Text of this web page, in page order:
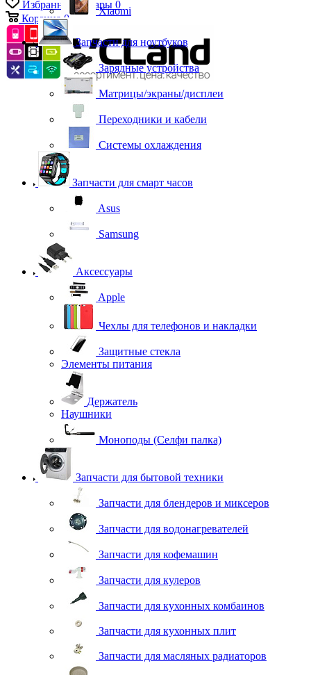
Избранные товары 0
Корзина 0
Xiaomi
Запчасти для ноутбуков
Зарядные устройства
Матрицы/экраны/дисплеи
Переходники и кабели
Системы охлаждения
Запчасти для смарт часов
Asus
Samsung
Аксессуары
Apple
Чехлы для телефонов и накладки
Защитные стекла
Элементы питания
Держатель
Наушники
Моноподы (Селфи палка)
Запчасти для бытовой техники
Запчасти для блендеров и миксеров
Запчасти для водонагревателей
Запчасти для кофемашин
Запчасти для кулеров
Запчасти для кухонных комбаинов
Запчасти для кухонных плит
Запчасти для масляных радиаторов